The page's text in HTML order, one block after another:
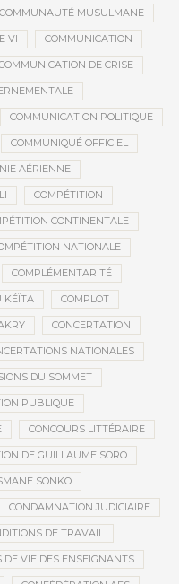
COMMUNAUTÉ MUSULMANE
VI COMMUNICATION
DE CRISE
COMMUNICATION POLITIQUE
COMMUNIQUÉ OFFICIEL
AÉRIENNE
COMPÉTITION
CONTINENTALE
NATIONALE
COMPLÉMENTARITÉ
KÉÏTA COMPLOT
CONCERTATION
NATIONALES
DU SOMMET
PUBLIQUE
CONCOURS LITTÉRAIRE
DE GUILLAUME SORO
SONKO
CONDAMNATION JUDICIAIRE
DE TRAVAIL
DE VIE DES ENSEIGNANTS